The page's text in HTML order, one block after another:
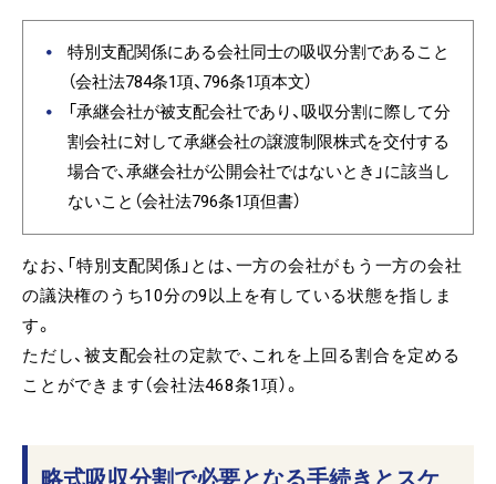
特別支配関係にある会社同士の吸収分割であること
（会社法784条1項、796条1項本文）
「承継会社が被支配会社であり、吸収分割に際して分
割会社に対して承継会社の譲渡制限株式を交付する
場合で、承継会社が公開会社ではないとき」に該当し
ないこと（会社法796条1項但書）
なお、「特別支配関係」とは、一方の会社がもう一方の会社
の議決権のうち10分の9以上を有している状態を指しま
す。
ただし、被支配会社の定款で、これを上回る割合を定める
ことができます（会社法468条1項）。